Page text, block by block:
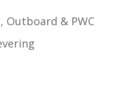
Outboard & PWC